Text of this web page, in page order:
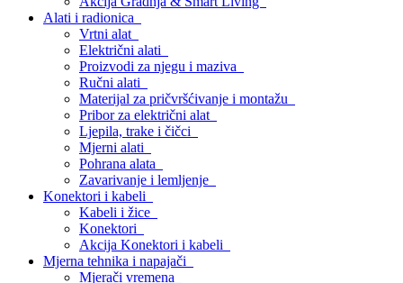
Alati i radionica
Vrtni alat
Električni alati
Proizvodi za njegu i maziva
Ručni alati
Materijal za pričvršćivanje i montažu
Pribor za električni alat
Ljepila, trake i čičci
Mjerni alati
Pohrana alata
Zavarivanje i lemljenje
Konektori i kabeli
Kabeli i žice
Konektori
Akcija Konektori i kabeli
Mjerna tehnika i napajači
Mjerači vremena